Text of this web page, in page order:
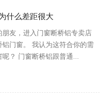
什么差距很大
友，进入门窗断桥铝专卖店
门窗。 我认为这符合你的需
？ 门窗断桥铝跟普通...